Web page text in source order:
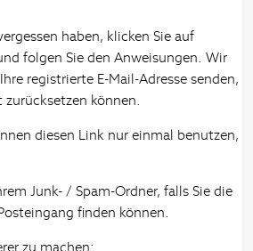
haben, klicken Sie auf
folgen Sie den Anweisungen. Wir
registrierte E-Mail-Adresse senden,
zurücksetzen können.
diesen Link nur einmal benutzen,
Junk- / Spam-Ordner, falls Sie die
finden können.
zu machen: